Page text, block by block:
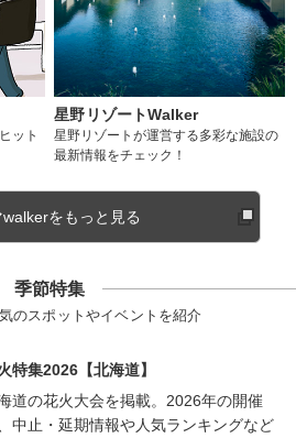
ット
星野リゾートWalker
星野リゾートが運営する多彩な施設の
最新情報をチェック！
walkerをもっと見る
季節特集
のスポットやイベントを紹介
特集2026【北海道】
道の花火大会を掲載。2026年の開催
中止・延期情報や人気ランキングなど